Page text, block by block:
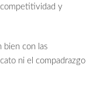
competitividad y
bien con las
ni el compadrazgo